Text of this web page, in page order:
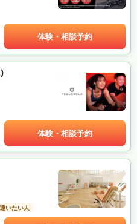
体験・相談予約
体験・相談予約
いたい人